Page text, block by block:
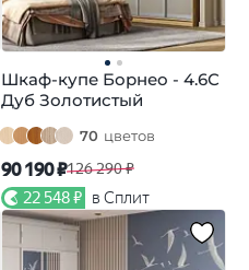
Шкаф-купе Борнео - 4.6С
Дуб Золотистый
70 цветов
90 190 ₽126 290 ₽
22 548 ₽ в Сплит